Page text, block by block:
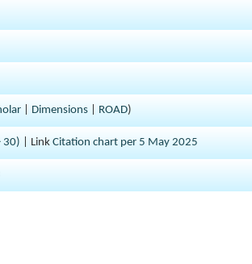
| Dimensions| ROAD)
30) | Link Citation chart per 5 May 2025